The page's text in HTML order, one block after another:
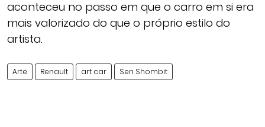
aconteceu no passo em que o carro em si era
mais valorizado do que o próprio estilo do
artista.
Arte Renault art car Sen Shombit